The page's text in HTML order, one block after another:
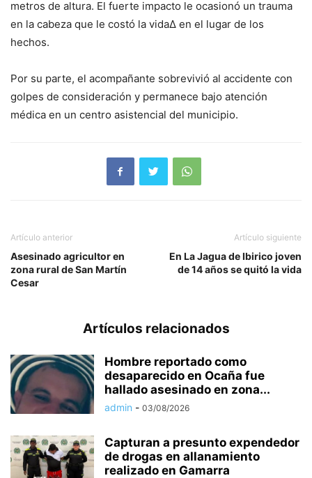
metros de altura. El fuerte impacto le ocasionó un trauma
en la cabeza que le costó la vida∆ en el lugar de los
hechos.
Por su parte, el acompañante sobrevivió al accidente con
golpes de consideración y permanece bajo atención
médica en un centro asistencial del municipio.
Artículo anterior
Asesinado agricultor en
zona rural de San Martín
Cesar
Artículo siguiente
En La Jagua de Ibirico joven
de 14 años se quitó la vida
Artículos relacionados
Hombre reportado como
desaparecido en Ocaña fue
hallado asesinado en zona...
admin - 03/08/2026
Capturan a presunto expendedor
de drogas en allanamiento
realizado en Gamarra